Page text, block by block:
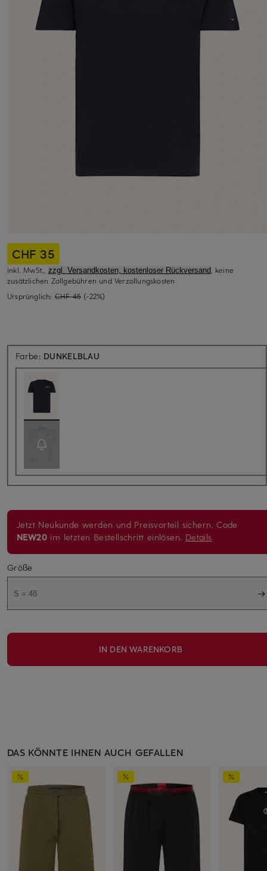
CHF 35
inkl. MwSt., zzgl. Versandkosten, kostenloser Rückversand, keine
zusätzlichen Zollgebühren und Verzollungskosten
Ursprünglich: CHF 45 (-22%)
Farbe: DUNKELBLAU
Jetzt Neukunde werden und Preisvorteil sichern. Code
NEW20 im letzten Bestellschritt einlösen. Details
Größe
S = 48
IN DEN WARENKORB
DAS KÖNNTE IHNEN AUCH GEFALLEN